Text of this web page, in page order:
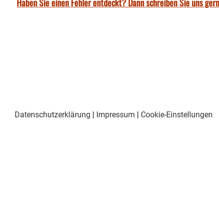
Datenschutzerklärung | Impressum | Cookie-Einstellungen